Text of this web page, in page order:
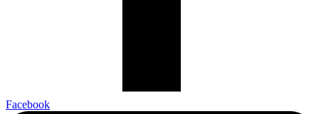
Facebook